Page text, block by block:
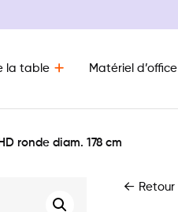
la table Matériel d’office
ronde diam. 178 cm
Retour